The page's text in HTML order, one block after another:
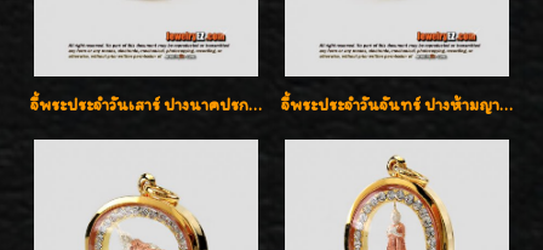
จี้พระประจำวันเสาร์ ปางนาคปรก ล้อมเพชรสวิส เลี่ยมกรอบทองแท้90%ค่ะ จี้พระประจำวันจันทร์ ปางห้ามญาติ ล้อมเพชรสวิส เลี่ยมกรอบทองแท้90%ค่ะ